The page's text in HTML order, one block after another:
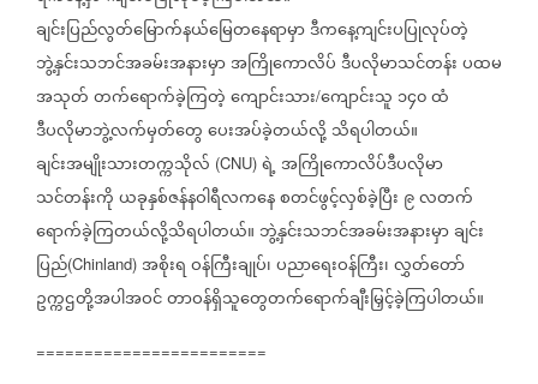
ချင်းပြည်လွတ်မြောက်နယ်မြေတနေရာမှာဒီကနေ့ကျင်းပပြုလုပ်တဲ့
ဘွဲ့နှင်းသဘင်အခမ်းအနားမှာအကြိုကောလိပ်ဒီပလိုမာသင်တန်းပထမ
အသုတ်တက်ရောက်ခဲ့ကြတဲ့ကျောင်းသား/ကျောင်းသူ ၁၄၀ထံ
ဒီပလိုမာဘွဲ့လက်မှတ်တွေပေးအပ်ခဲ့တယ်လို့သိရပါတယ်။
ချင်းအမျိုးသားတက္ကသိုလ် (CNU) ရဲ့အကြိုကောလိပ်ဒီပလိုမာ
သင်တန်းကိုယခုနှစ်ဇန်နဝါရီလကနေစတင်ဖွင့်လှစ်ခဲ့ပြီး ၉လတက်
ရောက်ခဲ့ကြတယ်လို့သိရပါတယ်။ ဘွဲ့နှင်းသဘင်အခမ်းအနားမှာချင်း
ပြည်(Chinland) အစိုးရဝန်ကြီးချုပ်၊ပညာရေးဝန်ကြီး၊လွှတ်တော်
ဥက္ကဌတို့အပါအဝင်တာဝန်ရှိသူတွေတက်ရောက်ချီးမြှင့်ခဲ့ကြပါတယ်။
========================